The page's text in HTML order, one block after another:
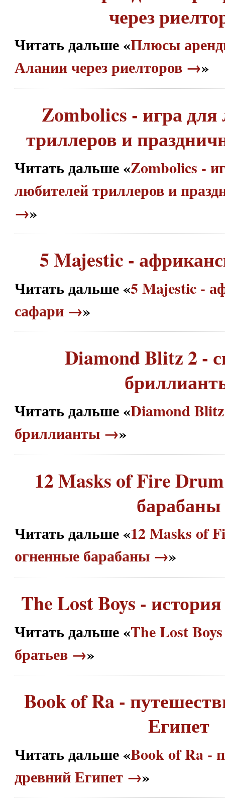
через
Читать дальше «Плюсы
Алании через риелторов →»
Zombolics - игра
триллеров и
Читать дальше «Zombolics -
любителей триллеров и
→»
5 Majestic -
Читать дальше «5 Majestic -
сафари →»
Diamond Blitz 2 -
Читать дальше «Diamond
бриллианты →»
12 Masks of Fire
барабаны
Читать дальше «12 Masks of
огненные барабаны →»
The Lost Boys -
Читать дальше «The Lost
братьев →»
Book of Ra -
Египет
Читать дальше «Book of Ra -
древний Египет →»